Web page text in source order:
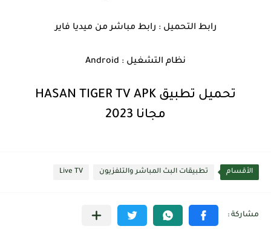
رابط التحميل : رابط مباشر من ميديا فاير
نظام التشغيل : Android
تحميل تطبيق HASAN TIGER TV APK
مجانا 2023
الأقسام تطبيقات البث المباشر والتلفزيون Live TV